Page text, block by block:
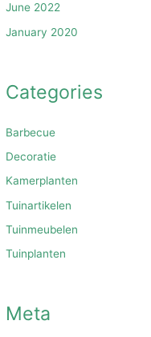
June 2022
January 2020
Categories
Barbecue
Decoratie
Kamerplanten
Tuinartikelen
Tuinmeubelen
Tuinplanten
Meta